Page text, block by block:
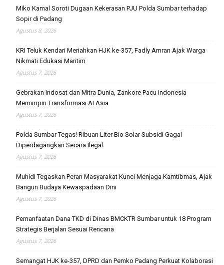
Miko Kamal Soroti Dugaan Kekerasan PJU Polda Sumbar terhadap
Sopir di Padang
Agustus 8, 2026
KRI Teluk Kendari Meriahkan HJK ke-357, Fadly Amran Ajak Warga
Nikmati Edukasi Maritim
Agustus 7, 2026
Gebrakan Indosat dan Mitra Dunia, Zankore Pacu Indonesia
Memimpin Transformasi AI Asia
Agustus 7, 2026
Polda Sumbar Tegas! Ribuan Liter Bio Solar Subsidi Gagal
Diperdagangkan Secara Ilegal
Agustus 7, 2026
Muhidi Tegaskan Peran Masyarakat Kunci Menjaga Kamtibmas, Ajak
Bangun Budaya Kewaspadaan Dini
Agustus 7, 2026
Pemanfaatan Dana TKD di Dinas BMCKTR Sumbar untuk 18 Program
Strategis Berjalan Sesuai Rencana
Agustus 7, 2026
Semangat HJK ke-357, DPRD dan Pemko Padang Perkuat Kolaborasi